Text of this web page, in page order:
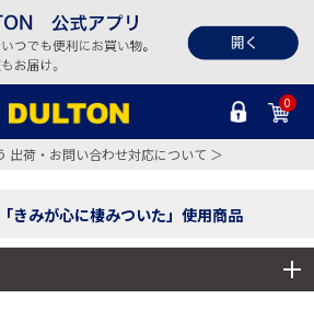
0
出荷・お問い合わせ対応について ＞
きみが心に棲みついた」使用商品